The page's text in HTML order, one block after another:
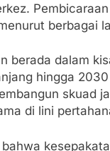
berbagai
berada dalam
hingga
skuad
di lini